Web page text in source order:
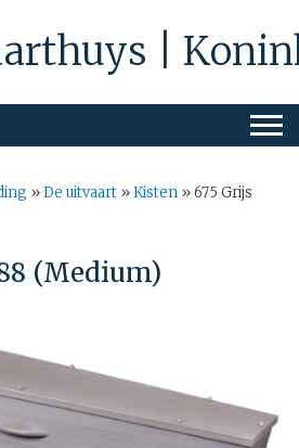
|
»De uitvaart »Kisten »675 Grijs
(Medium)